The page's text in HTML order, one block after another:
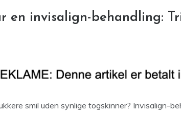
en invisalign-behandling:
smil uden synlige togskinner? Invisalign-